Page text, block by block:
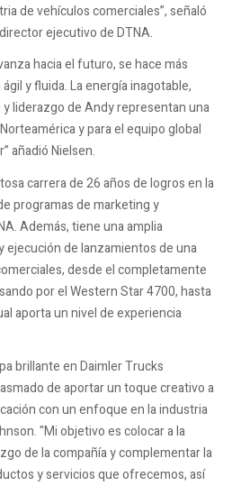
de vehículos comerciales”, señaló
ejecutivo de DTNA.
hacia el futuro, se hace más
y fluida. La energía inagotable,
liderazgo de Andy representan una
y para el equipo global
añadió Nielsen.
carrera de 26 años de logros en la
programas de marketing y
Además, tiene una amplia
ejecución de lanzamientos de una
desde el completamente
por el Western Star 4700, hasta
aporta un nivel de experiencia
brillante en Daimler Trucks
de aportar un toque creativo a
con un enfoque en la industria
"Mi objetivo es colocar a la
de la compañía y complementar la
y servicios que ofrecemos, así